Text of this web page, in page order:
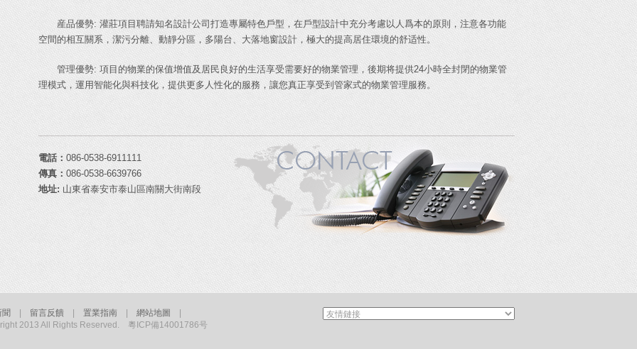
産品優勢: 灌莊項目聘請知名設計公司打造專屬特色戶型，在戶型設計中充分考慮以人爲本的原則，注意各功能
空間的相互關系，潔污分離、動靜分區，多陽台、大落地窗設計，極大的提高居住環境的舒适性。
管理優勢: 項目的物業的保值增值及居民良好的生活享受需要好的物業管理，後期将提供24小時全封閉的物業管
理模式，運用智能化與科技化，提供更多人性化的服務，讓您真正享受到管家式的物業管理服務。
電話：086-0538-6911111
傳真：086-0538-6639766
地址: 山東省泰安市泰山區南關大街南段
聞 留言反饋 置業指南 網站地圖
2013 All Rights Reserved. 粵ICP備14001786号